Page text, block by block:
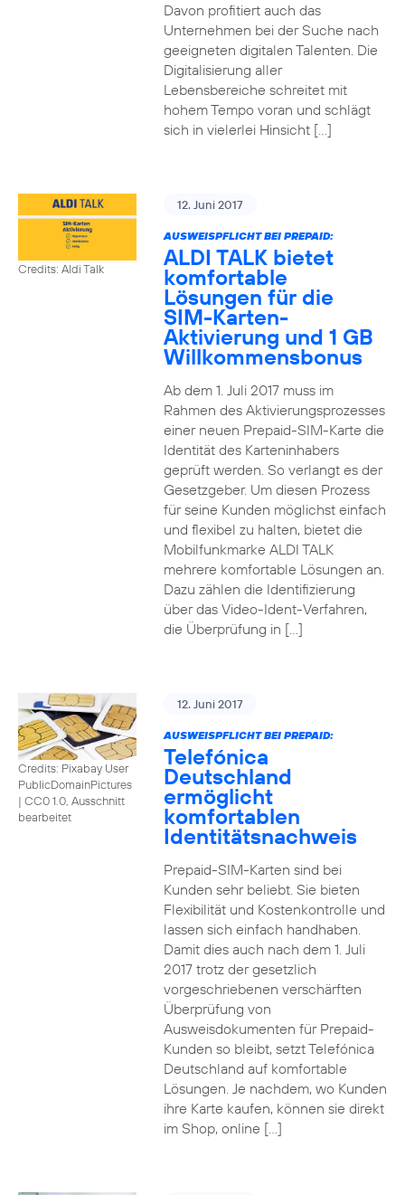
Davon profitiert auch das
Unternehmen bei der Suche nach
geeigneten digitalen Talenten. Die
Digitalisierung aller
Lebensbereiche schreitet mit
hohem Tempo voran und schlägt
sich in vielerlei Hinsicht […]
Credits: Aldi Talk
12. Juni 2017
AUSWEISPFLICHT BEI PREPAID:
ALDI TALK bietet
komfortable
Lösungen für die
SIM-Karten-
Aktivierung und 1 GB
Willkommensbonus
Ab dem 1. Juli 2017 muss im
Rahmen des Aktivierungsprozesses
einer neuen Prepaid-SIM-Karte die
Identität des Karteninhabers
geprüft werden. So verlangt es der
Gesetzgeber. Um diesen Prozess
für seine Kunden möglichst einfach
und flexibel zu halten, bietet die
Mobilfunkmarke ALDI TALK
mehrere komfortable Lösungen an.
Dazu zählen die Identifizierung
über das Video-Ident-Verfahren,
die Überprüfung in […]
Credits: Pixabay User
PublicDomainPictures
| CC0 1.0, Ausschnitt
bearbeitet
12. Juni 2017
AUSWEISPFLICHT BEI PREPAID:
Telefónica
Deutschland
ermöglicht
komfortablen
Identitätsnachweis
Prepaid-SIM-Karten sind bei
Kunden sehr beliebt. Sie bieten
Flexibilität und Kostenkontrolle und
lassen sich einfach handhaben.
Damit dies auch nach dem 1. Juli
2017 trotz der gesetzlich
vorgeschriebenen verschärften
Überprüfung von
Ausweisdokumenten für Prepaid-
Kunden so bleibt, setzt Telefónica
Deutschland auf komfortable
Lösungen. Je nachdem, wo Kunden
ihre Karte kaufen, können sie direkt
im Shop, online […]